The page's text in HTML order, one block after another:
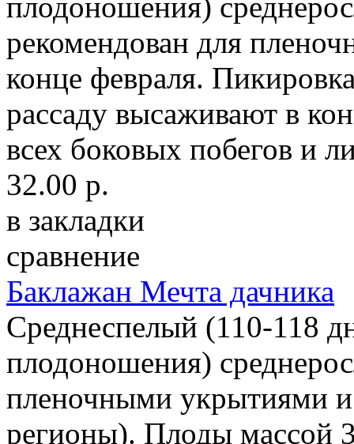
рекомендован для
конце февраля.
рассаду высаживают в
всех боковых побегов и
32.00 р.
в закладки
сравнение
Баклажан Мечта дачника
Среднеспелый (110-118
плодоношения)
пленочными укрытиями
регионы). Плоды массой